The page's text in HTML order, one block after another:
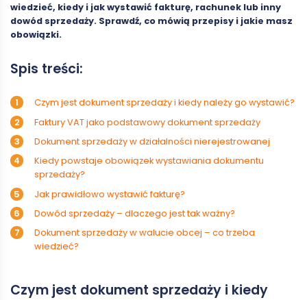
wiedzieć, kiedy i jak wystawić fakturę, rachunek lub inny
dowód sprzedaży. Sprawdź, co mówią przepisy i jakie masz
obowiązki.
Spis treści:
Czym jest dokument sprzedaży i kiedy należy go wystawić?
Faktury VAT jako podstawowy dokument sprzedaży
Dokument sprzedaży w działalności nierejestrowanej
Kiedy powstaje obowiązek wystawiania dokumentu
sprzedaży?
Jak prawidłowo wystawić fakturę?
Dowód sprzedaży – dlaczego jest tak ważny?
Dokument sprzedaży w walucie obcej – co trzeba
wiedzieć?
Czym jest dokument sprzedaży i kiedy